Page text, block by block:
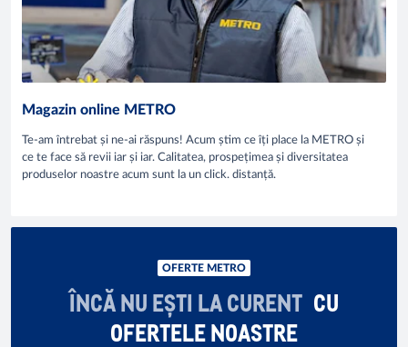
Magazin online METRO
Te-am întrebat și ne-ai răspuns! Acum știm ce îți place la METRO și
ce te face să revii iar și iar. Calitatea, prospețimea și diversitatea
produselor noastre acum sunt la un click. distanță.
OFERTE METRO
ÎNCĂ NU EȘTI LA CURENT CU
OFERTELE NOASTRE